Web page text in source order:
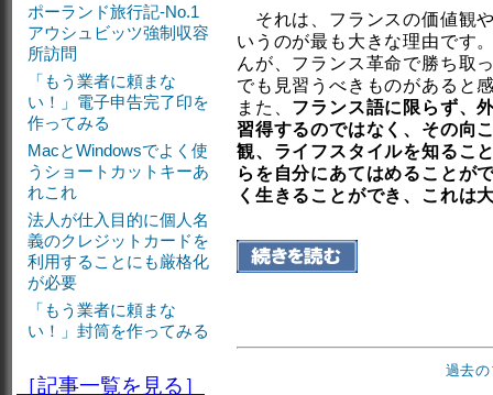
それは、フランスの価値観
いうのが最も大きな理由です
んが、フランス革命で勝ち取
でも見習うべきものがあると
また、 フランス語に限らず、
習得するのではなく、その向
観、ライフスタイルを知るこ
らを自分にあてはめることが
く生きることができ、これは
過去
ポーランド旅行記-No.1
アウシュビッツ強制収容
所訪問
「もう業者に頼まな
い！」電子申告完了印を
作ってみる
MacとWindowsでよく使
うショートカットキーあ
れこれ
法人が仕入目的に個人名
義のクレジットカードを
利用することにも厳格化
が必要
「もう業者に頼まな
い！」封筒を作ってみる
［記事一覧を見る］